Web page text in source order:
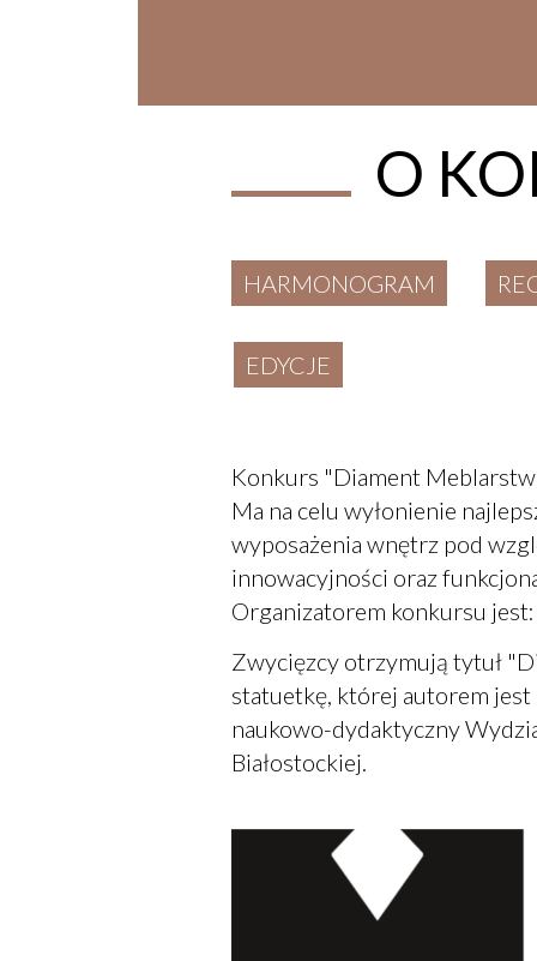
O
HARMONOGRAM
EDYCJE
Konkurs "Diament
Ma na celu wyłonienie
wyposażenia wnętrz pod
innowacyjności oraz
Organizatorem konkursu jest:
Zwycięzcy otrzymują tytuł
statuetkę, której autorem jest
naukowo-dydaktyczny
Białostockiej.